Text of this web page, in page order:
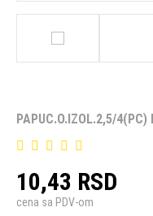
PAPUC.O.IZOL.2,5/
10,43 RSD
cena sa PDV-om